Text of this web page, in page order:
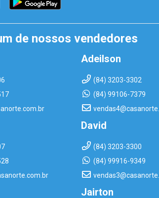
de nossos vendedores
Adeilson
(84) 3203-3302
(84) 99106-7379
David
(84) 3203-3300
(84) 99916-9349
Jairton